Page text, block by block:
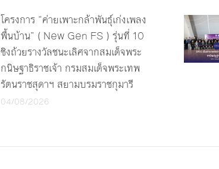
โครงการ “ค่ายเพาะกล้าพันธุ์เก่งเพลง
พื้นบ้าน” ( New Gen FS ) รุ่นที่ 10
ชิงถ้วยรางวัลชนะเลิศจากสมเด็จพระ
กนิษฐาธิราชเจ้า กรมสมเด็จพระเทพ
รัตนราชสุดาฯ สยามบรมราชกุมารี
04/08/2026